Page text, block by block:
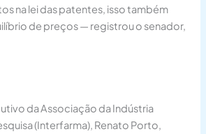
na lei das patentes, isso também
de preços — registrou o senador,
da Associação da Indústria
(Interfarma), Renato Porto,